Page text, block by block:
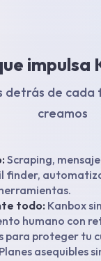
impulsa
detrás de cada
creamos
Scraping,
finder,
todo: Kanbox
humano con
para proteger tu
Planes asequibles